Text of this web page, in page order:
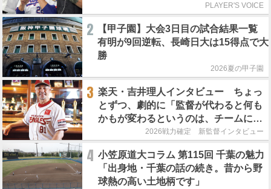
PLAYER'S VOICE
2
【甲子園】大会3日目の試合結果一覧
有明が9回逆転、長崎日大は15得点で大
勝
2026夏の甲子園
3 楽天・吉井理人インタビュー ちょっ
とずつ、劇的に「監督が代わると何も
かもが変わるというのは、チームにと
って良くないことなんです」
2026戦力確定 新監督インタビュー
4 小笠原道大コラム 第115回 千葉の魅力
「出身地・千葉の話の続き。昔から野
球熱の高い土地柄です」